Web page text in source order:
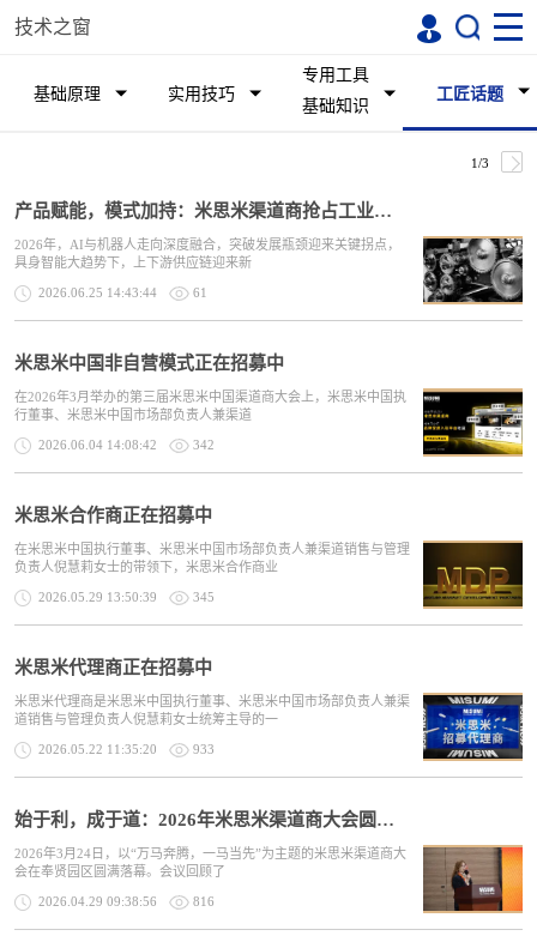
技术之窗
基础原理 实用技巧
专用工具
基础知识
工匠话题
1/3
产品赋能，模式加持：米思米渠道商抢占工业品渠道新红利
2026年，AI与机器人走向深度融合，突破发展瓶颈迎来关键拐点，
具身智能大趋势下，上下游供应链迎来新
2026.06.25 14:43:44 61
米思米中国非自营模式正在招募中
在2026年3月举办的第三届米思米中国渠道商大会上，米思米中国执
行董事、米思米中国市场部负责人兼渠道
2026.06.04 14:08:42 342
米思米合作商正在招募中
在米思米中国执行董事、米思米中国市场部负责人兼渠道销售与管理
负责人倪慧莉女士的带领下，米思米合作商业
2026.05.29 13:50:39 345
米思米代理商正在招募中
米思米代理商是米思米中国执行董事、米思米中国市场部负责人兼渠
道销售与管理负责人倪慧莉女士统筹主导的一
2026.05.22 11:35:20 933
始于利，成于道：2026年米思米渠道商大会圆满落幕
2026年3月24日，以“万马奔腾，一马当先”为主题的米思米渠道商大
会在奉贤园区圆满落幕。会议回顾了
2026.04.29 09:38:56 816